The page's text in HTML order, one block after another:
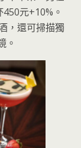
元+10%。
，還可掃描獨
。